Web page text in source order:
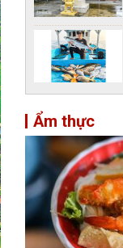
Ẩm thực